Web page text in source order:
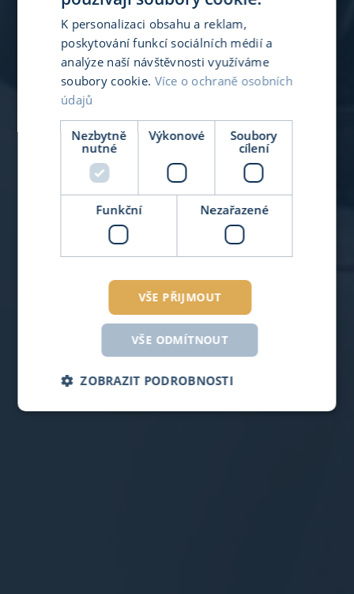
VÝROBA MONTÁŽE SESTAV
MONTÁŽE SESTAV
OD RUČNÍCH PO
AUTOMATICKÉ
KOMPLETACE
SESTAV
Jako součást výroby nabízíme i služby montáže a
kompletace sestav dle požadavků našich zákazníků.
VÍCE
K personalizaci obsahu a reklam,
poskytování funkcí sociálních médií a
analýze naší návštěvnosti využíváme
soubory cookie. Více o ochraně osobních
údajů
Nezbytně
nutné
Výkonové
Soubory
cílení
Funkční Nezařazené
VŠE PŘIJMOUT
VŠE ODMÍTNOUT
ZOBRAZIT PODROBNOSTI